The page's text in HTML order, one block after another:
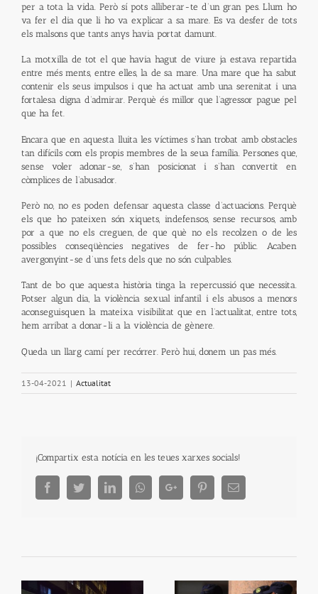
per a tota la vida. Però sí pots alliberar-te d’un gran pes. Llum ho
va fer el dia que li ho va explicar a sa mare. Es va desfer de tots
els malsons que tants anys havia portat damunt.
La motxilla de tot el que havia hagut de viure ja estava repartida
entre més ments, entre elles, la de sa mare. Una mare que ha sabut
contenir els seus impulsos i que ha actuat amb una serenitat i una
fortalesa digna d’admirar. Perquè és millor que l’agressor pague pel
que ha fet.
Encara que en aquesta lluita les víctimes s’han trobat amb obstacles
tan difícils com els propis membres de la seua família. Persones que,
sense voler adonar-se, s’han posicionat i s’han convertit en
còmplices de l’abusador.
Però no, no es poden defensar aquesta classe d’actuacions. Perquè
els que ho pateixen són xiquets, indefensos, sense recursos, amb
por a que no els creguen, de que què no els recolzen o de les
possibles conseqüències negatives de fer-ho públic. Acaben
avergonyint-se d’uns fets dels que no són culpables.
Tant de bo que aquesta història tinga la repercussió que necessita.
Potser algun dia, la violència sexual infantil i els abusos a menors
aconseguisquen la mateixa visibilitat que en l’actualitat, entre tots,
hem arribat a donar-li a la violència de gènere.
Queda un llarg camí per recórrer. Però hui, donem un pas més.
13-04-2021 | Actualitat
¡Compartix esta notícia en les teues xarxes socials!
FacebookTwitterLinkedInWhatsappGoogle+ PinterestEmail